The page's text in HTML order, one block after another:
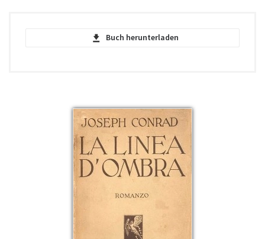
Buch herunterladen
Cuore di tenebra - Joseph Conrad - EPUB
epub | 102.4 KB | 2410 hits
Cuore di tenebra - Joseph Conrad - MOBI
mobi | 153.34 KB | 993 hits
Cuore di tenebra - Joseph Conrad - FB2
fb2 | 249.22 KB | 567 hits